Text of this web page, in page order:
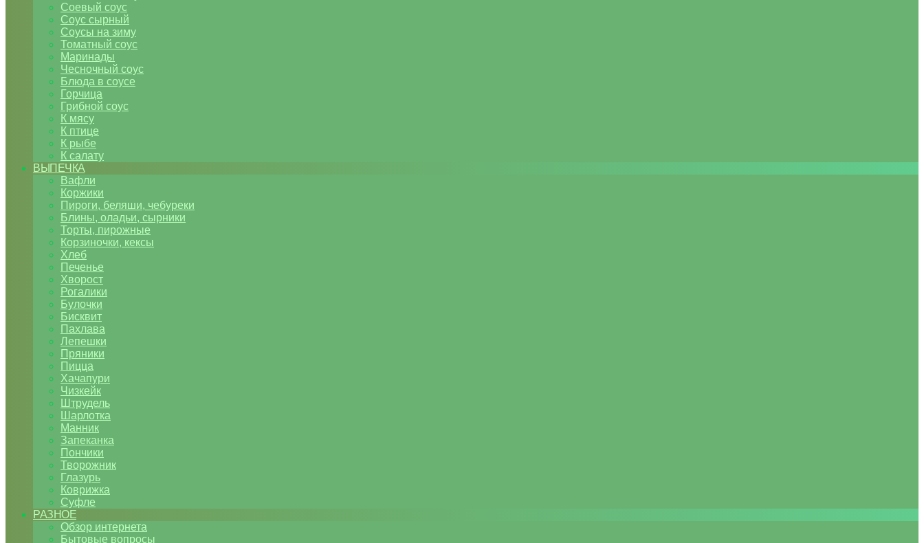
Соевый соус
Соус сырный
Соусы на зиму
Томатный соус
Маринады
Чесночный соус
Блюда в соусе
Горчица
Грибной соус
К мясу
К птице
К рыбе
К салату
ВЫПЕЧКА
Вафли
Коржики
Пироги, беляши, чебуреки
Блины, оладьи, сырники
Торты, пирожные
Корзиночки, кексы
Хлеб
Печенье
Хворост
Рогалики
Булочки
Бисквит
Пахлава
Лепешки
Пряники
Пицца
Хачапури
Чизкейк
Штрудель
Шарлотка
Манник
Запеканка
Пончики
Творожник
Глазурь
Коврижка
Суфле
РАЗНОЕ
Обзор интернета
Бытовые вопросы